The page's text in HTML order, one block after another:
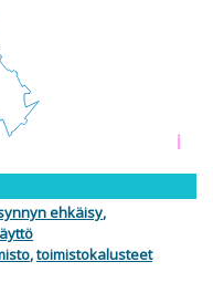
i
ehkäisy,
,toimistokalusteet